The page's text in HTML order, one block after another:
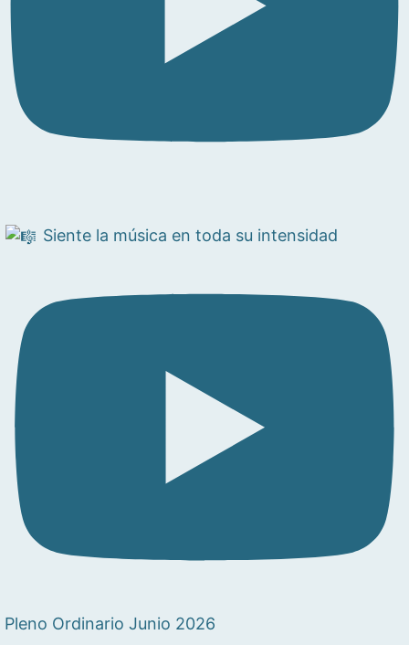
Siente la música en toda su intensidad
Pleno Ordinario Junio 2026